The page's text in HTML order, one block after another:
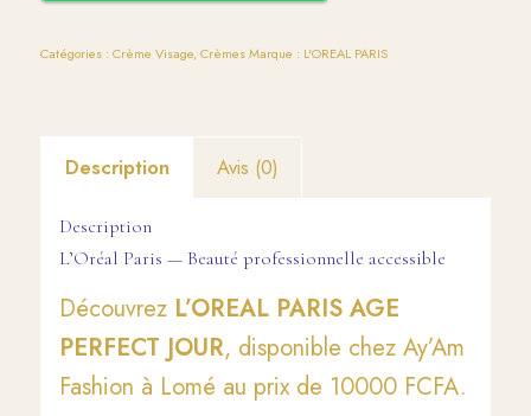
Catégories : Crème Visage,Crèmes Marque : L'OREAL PARIS
Description Avis (0)
Description
L’Oréal Paris — Beauté professionnelle accessible
Découvrez L’OREAL PARIS AGE
PERFECT JOUR, disponible chez Ay’Am
Fashion à Lomé au prix de 10000 FCFA.